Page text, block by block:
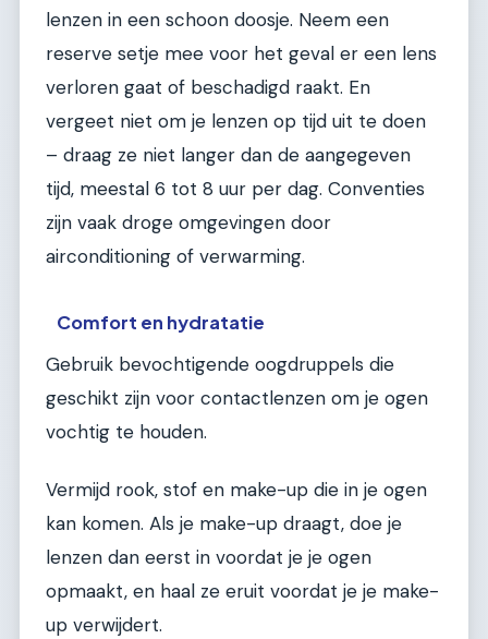
lenzen in een schoon doosje. Neem een
reserve setje mee voor het geval er een lens
verloren gaat of beschadigd raakt. En
vergeet niet om je lenzen op tijd uit te doen
– draag ze niet langer dan de aangegeven
tijd, meestal 6 tot 8 uur per dag. Conventies
zijn vaak droge omgevingen door
airconditioning of verwarming.
Comfort en hydratatie
Gebruik bevochtigende oogdruppels die
geschikt zijn voor contactlenzen om je ogen
vochtig te houden.
Vermijd rook, stof en make-up die in je ogen
kan komen. Als je make-up draagt, doe je
lenzen dan eerst in voordat je je ogen
opmaakt, en haal ze eruit voordat je je make-
up verwijdert.